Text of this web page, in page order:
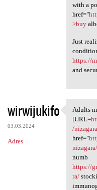
with a
href="
>buy
Just
https://
and
wirwijukifo
03.03.2024
Adres
Adults
Adults
[URL=
/
href="
numb
https://
ra/